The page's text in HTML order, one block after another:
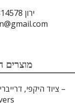
ירון 054-8814578
מוצרים
ציוד היקפי,